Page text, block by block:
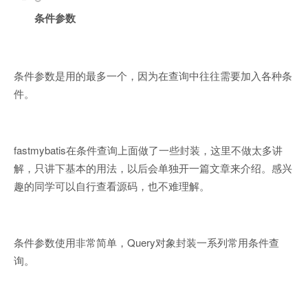
条件参数
条件参数是用的最多一个，因为在查询中往往需要加入各种条
件。
fastmybatis在条件查询上面做了一些封装，这里不做太多讲
解，只讲下基本的用法，以后会单独开一篇文章来介绍。感兴
趣的同学可以自行查看源码，也不难理解。
条件参数使用非常简单，Query对象封装一系列常用条件查
询。